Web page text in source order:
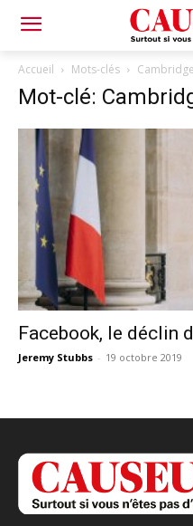
Accueil Mots-clés
Mot-clé:
Facebook, le déclin
Jeremy Stubbs - 19 octobre 2019